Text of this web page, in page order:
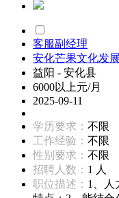
客服副经理
安化芒果文化发
益阳 - 安化县
6000以上元/月
2025-09-11
学历要求： 不限
工作经验： 不限
性别要求： 不限
招聘人数： 1 人
职位描述： 1、人